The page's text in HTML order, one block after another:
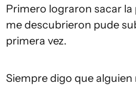
Primero lograron sacar
me descubrieron pude
primera vez.
Siempre digo que